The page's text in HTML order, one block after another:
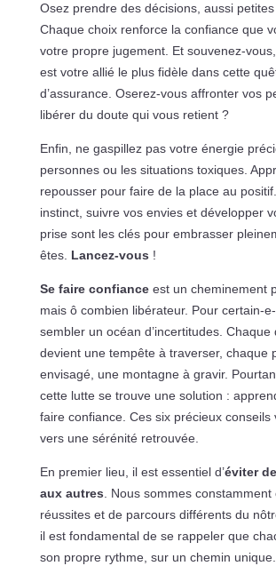
Osez prendre des décisions, aussi petites
Chaque choix renforce la confiance que
votre propre jugement. Et souvenez-
est votre allié le plus fidèle dans cette
d’assurance. Oserez-vous affronter vos
libérer du doute qui vous retient ?
Enfin, ne gaspillez pas votre énergie
personnes ou les situations toxiques.
repousser pour faire de la place au
instinct, suivre vos envies et développer
prise sont les clés pour embrasser
êtes. Lancez-vous !
Se faire confianceest un cheminement
mais ô combien libérateur. Pour certain-
sembler un océan d’incertitudes. Chaque
devient une tempête à traverser, chaque
envisagé, une montagne à gravir.
cette lutte se trouve une solution :
faire confiance. Ces six précieux conseils
vers une sérénité retrouvée.
En premier lieu, il est essentiel d’éviter
aux autres . Nous sommes
réussites et de parcours différents du
il est fondamental de se rappeler que
son propre rythme, sur un chemin